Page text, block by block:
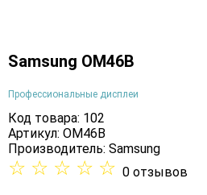
Samsung OM46B
Профессиональные дисплеи
Код товара: 102
Артикул: OM46B
Производитель: Samsung
☆ ☆ ☆ ☆ ☆ 0 отзывов